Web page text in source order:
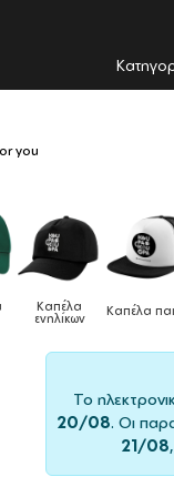
you
Καπέλα
ενηλίκων Καπέλα
Το
20/08. Οι
21/08